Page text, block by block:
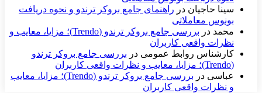
سینا حاجیان در راهنمای جامع بروکر ترندو و نحوه دریافت
بونوس معاملاتی
محمد در
بررسی جامع بروکر ترندو (Trendo)؛ مزایا، معایب و
نظرات واقعی کاربران
کارشناس روابط عمومی در بررسی جامع بروکر ترندو
(Trendo)؛ مزایا، معایب و نظرات واقعی کاربران
عباسی در
بررسی جامع بروکر ترندو (Trendo)؛ مزایا، معایب
و نظرات واقعی کاربران